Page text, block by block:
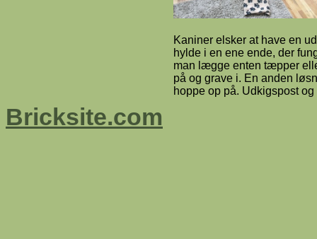
Kaniner elsker at have en
hylde i en ene ende, der
man lægge enten tæpper
på og grave i. En anden
hoppe op på. Udkigspost og
Bricksite.com